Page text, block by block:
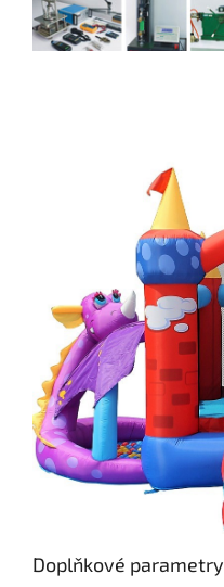
Doplňkové parametry